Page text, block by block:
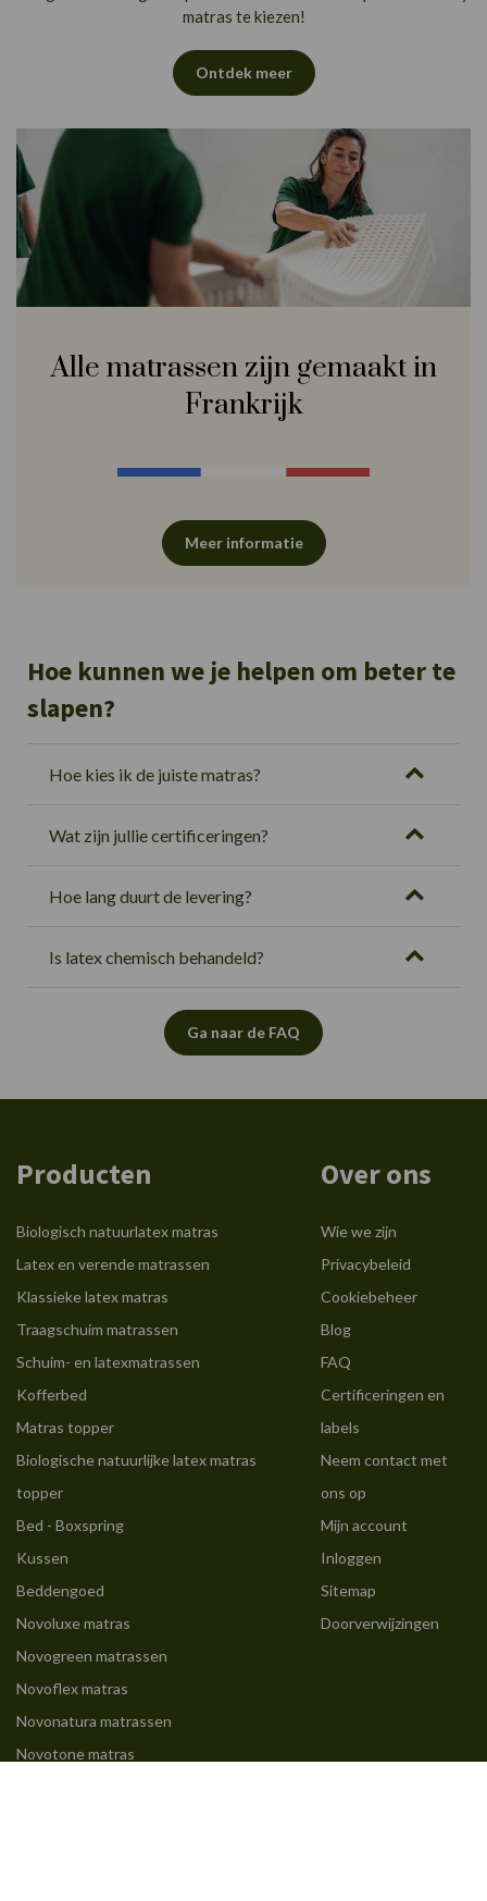
matras te kiezen!
Ontdek meer
Alle matrassen zijn gemaakt in
Frankrijk
Meer informatie
Hoe kunnen we je helpen om beter te
slapen?
Hoe kies ik de juiste matras?
Wat zijn jullie certificeringen?
Hoe lang duurt de levering?
Is latex chemisch behandeld?
Ga naar de FAQ
Producten
Biologisch natuurlatex matras
Latex en verende matrassen
Klassieke latex matras
Traagschuim matrassen
Schuim- en latexmatrassen
Kofferbed
Matras topper
Biologische natuurlijke latex matras
topper
Bed - Boxspring
Kussen
Beddengoed
Novoluxe matras
Novogreen matrassen
Novoflex matras
Novonatura matrassen
Novotone matras
Over ons
Wie we zijn
Privacybeleid
Cookiebeheer
Blog
FAQ
Certificeringen en
labels
Neem contact met
ons op
Mijn account
Inloggen
Sitemap
Doorverwijzingen